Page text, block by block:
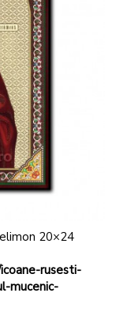
20×24
rusesti-
mucenic-